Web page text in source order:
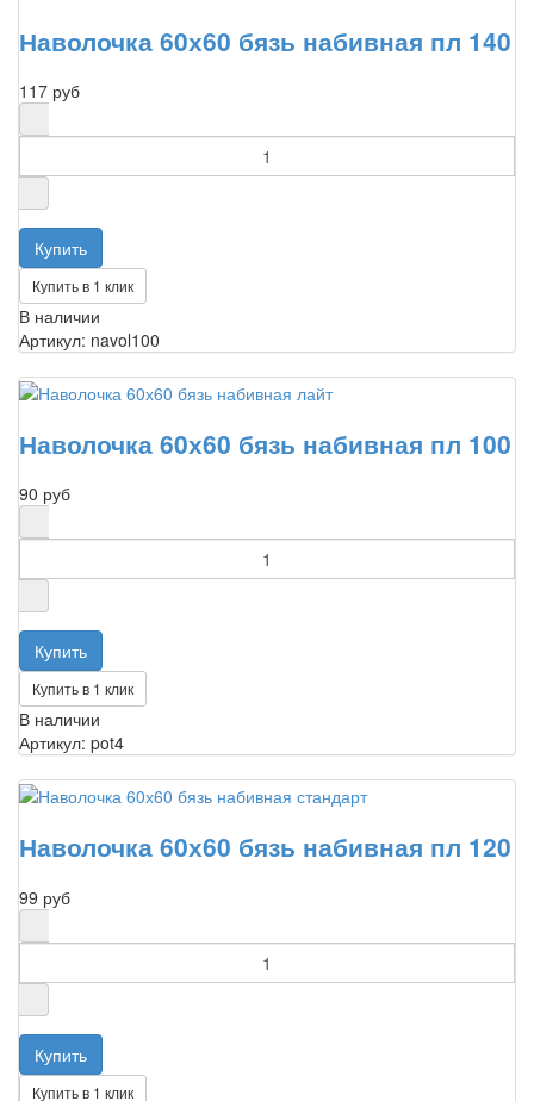
Наволочка 60х60 бязь набивная пл 140
117 руб
Купить в 1 клик
В наличии
Артикул: navol100
Наволочка 60х60 бязь набивная пл 100
90 руб
Купить в 1 клик
В наличии
Артикул: pot4
Наволочка 60х60 бязь набивная пл 120
99 руб
Купить в 1 клик